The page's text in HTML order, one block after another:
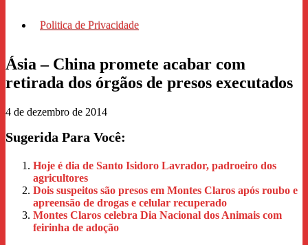
Politica de Privacidade
Ásia – China promete acabar com
retirada dos órgãos de presos executados
4 de dezembro de 2014
Sugerida Para Você:
Hoje é dia de Santo Isidoro Lavrador, padroeiro dos
agricultores
Dois suspeitos são presos em Montes Claros após roubo e
apreensão de drogas e celular recuperado
Montes Claros celebra Dia Nacional dos Animais com
feirinha de adoção